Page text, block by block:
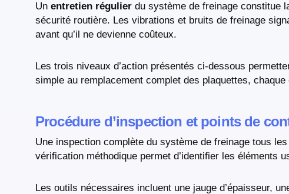
Un entretien régulier du système de freinage constitue
sécurité routière. Les vibrations et bruits de freinage
avant qu’il ne devienne coûteux.
Les trois niveaux d’action présentés ci-dessous
simple au remplacement complet des plaquettes,
Procédure d’inspection et points de
Une inspection complète du système de freinage tous
vérification méthodique permet d’identifier les éléments
Les outils nécessaires incluent une jauge d’épaisseur,